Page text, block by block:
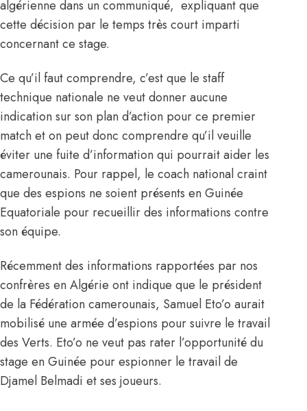
algérienne dans un communiqué, expliquant que
cette décision par le temps très court imparti
concernant ce stage.
Ce qu’il faut comprendre, c’est que le staff
technique nationale ne veut donner aucune
indication sur son plan d’action pour ce premier
match et on peut donc comprendre qu’il veuille
éviter une fuite d’information qui pourrait aider les
camerounais. Pour rappel, le coach national craint
que des espions ne soient présents en Guinée
Equatoriale pour recueillir des informations contre
son équipe.
Récemment des informations rapportées par nos
confrères en Algérie ont indique que le président
de la Fédération camerounais, Samuel Eto’o aurait
mobilisé une armée d’espions pour suivre le travail
des Verts. Eto’o ne veut pas rater l’opportunité du
stage en Guinée pour espionner le travail de
Djamel Belmadi et ses joueurs.